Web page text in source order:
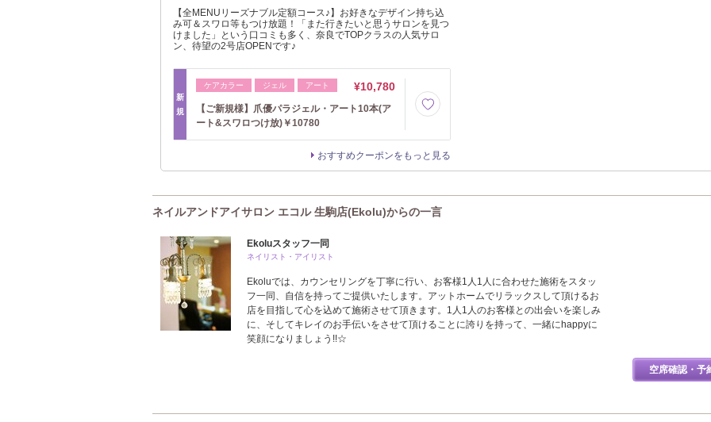
【全MENUリーズナブル定額コース♪】お好きなデザイン持ち込
み可＆スワロ等もつけ放題！「また行きたいと思うサロンを見つ
けました」という口コミも多く、奈良でTOPクラスの人気サロ
ン、待望の2号店OPENです♪
新
規
ケアカラー ジェル アート ¥10,780
【ご新規様】爪優パラジェル・アート10本(ア
ート&スワロつけ放)￥10780
おすすめクーポンをもっと見る
ネイルアンドアイサロン エコル 生駒店(Ekolu)からの一言
Ekoluスタッフ一同
ネイリスト・アイリスト
Ekoluでは、カウンセリングを丁寧に行い、お客様1人1人に合わせた施術をスタッ
フ一同、自信を持ってご提供いたします。アットホームでリラックスして頂けるお
店を目指して心を込めて施術させて頂きます。1人1人のお客様との出会いを楽しみ
に、そしてキレイのお手伝いをさせて頂けることに誇りを持って、一緒にhappyに
笑顔になりましょう!!☆
空席確認・予